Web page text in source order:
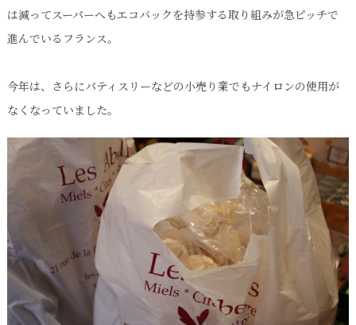
は減ってスーパーへもエコバックを持参する取り組みが急ピッチで
進んでいるフランス。
今年は、さらにパティスリーなどの小売り業でもナイロンの使用が
なくなっていました。